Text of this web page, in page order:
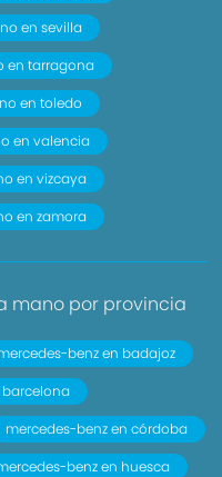
en sevilla
en tarragona
en toledo
en valencia
en vizcaya
en zamora
mano por provincia
benz en badajoz
barcelona
mercedes-benz en córdoba
benz en huesca